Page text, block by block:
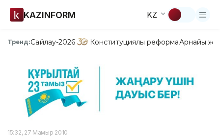
KAZINFORM KZ
Тренд:Сайлау-2026 Конституциялық реформаАрнайы
15:32, 27 Мамыр 2010